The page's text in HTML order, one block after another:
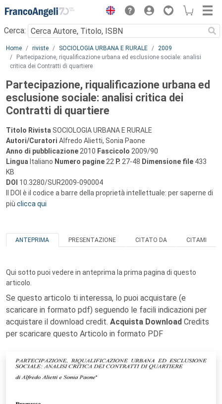
Menu
Cerca:
Main content
Home riviste SOCIOLOGIA URBANA E RURALE
2009
Partecipazione, riqualificazione urbana ed esclusione sociale: analisi
critica dei Contratti di quartiere
Partecipazione, riqualificazione urbana ed
esclusione sociale: analisi critica dei
Contratti di quartiere
Titolo Rivista SOCIOLOGIA URBANA E RURALE
Autori/Curatori Alfredo Alietti, Sonia Paone
Anno di pubblicazione 2010 Fascicolo 2009/90
Lingua Italiano Numero pagine 22 P. 27-48 Dimensione file 433
KB
DOI 10.3280/SUR2009-090004
Il DOI è il codice a barre della proprietà intellettuale: per saperne di
più clicca qui
ANTEPRIMA PRESENTAZIONE CITATO DA CITAMI
Qui sotto puoi vedere in anteprima la prima pagina di questo
articolo.
Se questo articolo ti interessa, lo puoi acquistare (e
scaricare in formato pdf) seguendo le facili indicazioni per
acquistare il download credit. Acquista Download Credits
per scaricare questo Articolo in formato PDF